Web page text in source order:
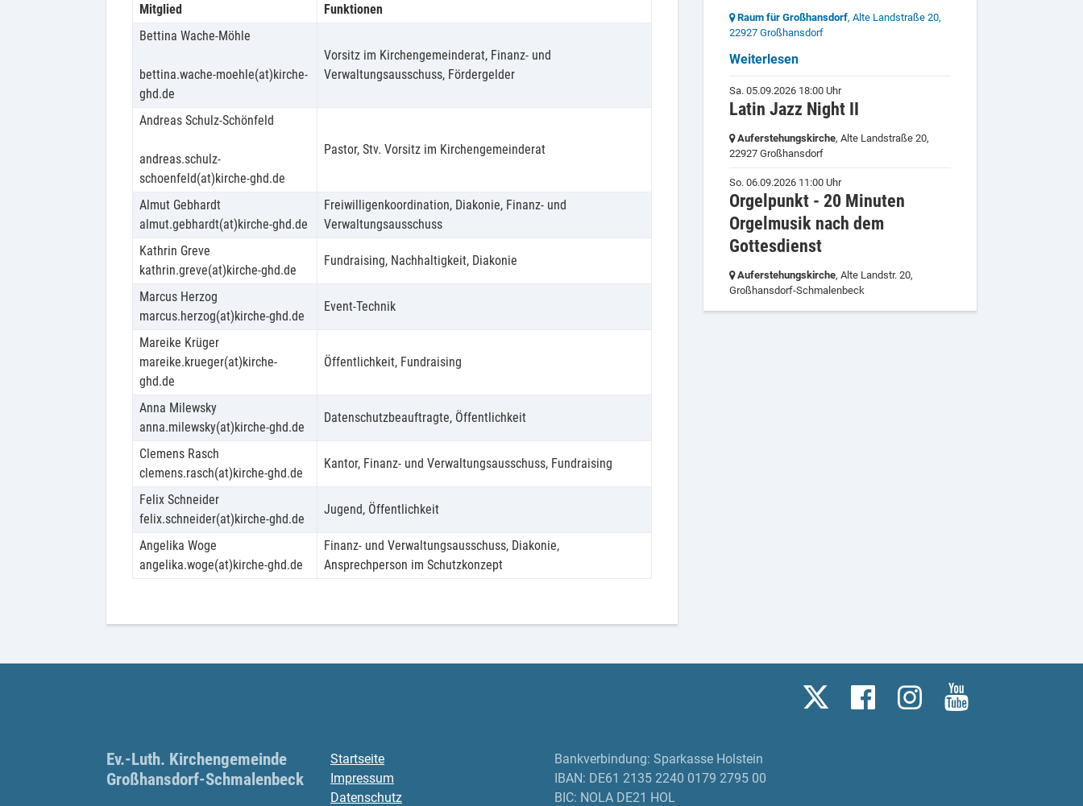
Mitglied
Funktionen
Bettina Wache-Möhle
bettina.wache-moehle(at)kirche-
ghd.de
Vorsitz im Kirchengemeinderat, Finanz- und
Verwaltungsausschuss, Fördergelder
Andreas Schulz-Schönfeld
andreas.schulz-
schoenfeld(at)kirche-ghd.de
Pastor, Stv. Vorsitz im Kirchengemeinderat
Almut Gebhardt
almut.gebhardt(at)kirche-ghd.de
Freiwilligenkoordination, Diakonie, Finanz- und
Verwaltungsausschuss
Kathrin Greve
kathrin.greve(at)kirche-ghd.de
Fundraising, Nachhaltigkeit, Diakonie
Marcus Herzog
marcus.herzog(at)kirche-ghd.de
Event-Technik
Mareike Krüger
mareike.krueger(at)kirche-
ghd.de
Öffentlichkeit, Fundraising
Anna Milewsky
anna.milewsky(at)kirche-ghd.de
Datenschutzbeauftragte, Öffentlichkeit
Clemens Rasch
clemens.rasch(at)kirche-ghd.de
Kantor, Finanz- und Verwaltungsausschuss, Fundraising
Felix Schneider
felix.schneider(at)kirche-ghd.de
Jugend, Öffentlichkeit
Angelika Woge
angelika.woge(at)kirche-ghd.de
Finanz- und Verwaltungsausschuss, Diakonie,
Ansprechperson im Schutzkonzept
Raum für Großhansdorf, Alte Landstraße 20,
22927 Großhansdorf
Weiterlesen
Sa. 05.09.2026 18:00 Uhr
Latin Jazz Night II
Auferstehungskirche, Alte Landstraße 20,
22927 Großhansdorf
So. 06.09.2026 11:00 Uhr
Orgelpunkt - 20 Minuten
Orgelmusik nach dem
Gottesdienst
Auferstehungskirche, Alte Landstr. 20,
Großhansdorf-Schmalenbeck
Ev.-Luth. Kirchengemeinde
Großhansdorf-Schmalenbeck
Startseite
Impressum
Datenschutz
Bankverbindung: Sparkasse Holstein
IBAN: DE61 2135 2240 0179 2795 00
BIC: NOLA DE21 HOL